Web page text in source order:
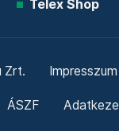
Telex Shop
Zrt. Impresszum
ÁSZF